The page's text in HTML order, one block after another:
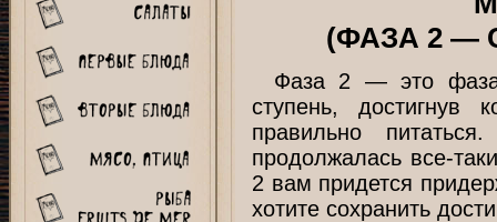
(ФАЗА 2 —
Фаза 2 — это фаза
ступень, достигнув
правильно
продолжалась все-
2 вам придется
хотите сохранить